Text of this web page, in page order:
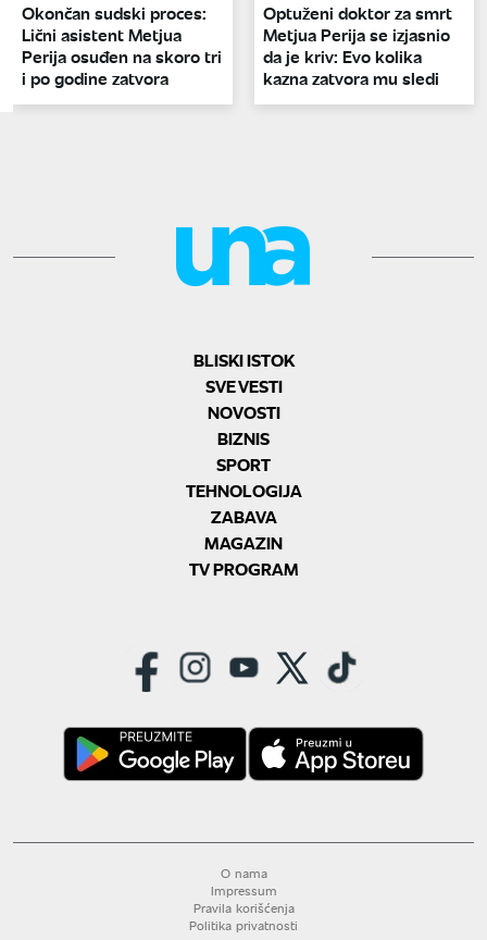
Okončan sudski proces:
Lični asistent Metjua
Perija osuđen na skoro tri
i po godine zatvora
Optuženi doktor za smrt
Metjua Perija se izjasnio
da je kriv: Evo kolika
kazna zatvora mu sledi
BLISKI ISTOK
SVE VESTI
NOVOSTI
BIZNIS
SPORT
TEHNOLOGIJA
ZABAVA
MAGAZIN
TV PROGRAM
O nama
Impressum
Pravila korišćenja
Politika privatnosti